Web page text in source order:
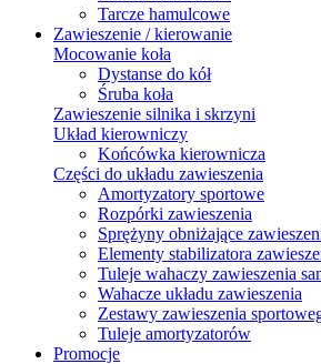
Tarcze hamulcowe
Zawieszenie / kierowanie
Mocowanie koła
Dystanse do kół
Śruba koła
Zawieszenie silnika i skrzyni
Układ kierowniczy
Końcówka kierownicza
Części do układu zawieszenia
Amortyzatory sportowe
Rozpórki zawieszenia
Sprężyny obniżające
Elementy stabilizatora
Tuleje wahaczy zawieszenia
Wahacze układu zawieszenia
Zestawy zawieszenia
Tuleje amortyzatorów
Promocje